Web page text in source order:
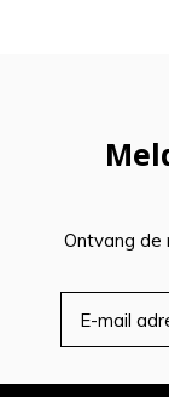
Ontvang de